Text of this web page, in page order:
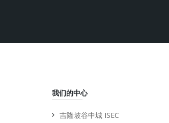
我们的中心
吉隆坡谷中城 ISEC